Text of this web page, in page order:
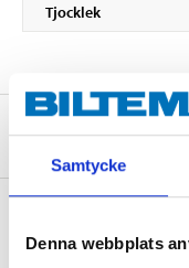
Samtycke
Denna webbplats
Tjocklek
Om tillverkaren